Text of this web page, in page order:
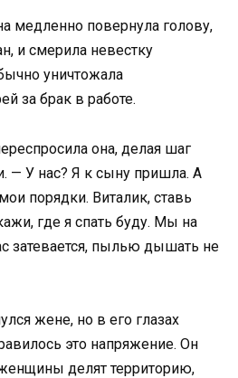
медленно повернула голову,
и смерила невестку
уничтожала
за брак в работе.
она, делая шаг
— У нас? Я к сыну пришла. А
порядки. Виталик, ставь
где я спать буду. Мы на
затевается, пылью дышать не
жене, но в его глазах
это напряжение. Он
делят территорию,